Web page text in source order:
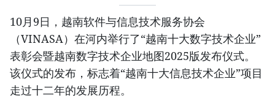
10月9日，越南软件与信息技术服务协会
（VINASA）在河内举行了“越南十大数字技术企业”
表彰会暨越南数字技术企业地图2025版发布仪式。
该仪式的发布，标志着“越南十大信息技术企业”项目
走过十二年的发展历程。